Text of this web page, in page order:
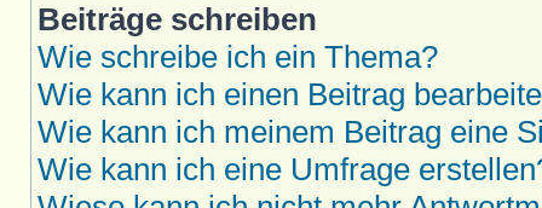
Beiträge schreiben
Wie schreibe ich ein Thema?
Wie kann ich einen Beitrag
Wie kann ich meinem Beitrag eine
Wie kann ich eine Umfrage